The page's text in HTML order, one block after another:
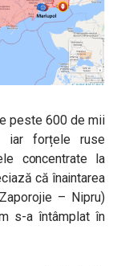
peste 600 de mii
iar forțele ruse
concentrate la
că înaintarea
– Nipru)
s-a întâmplat în